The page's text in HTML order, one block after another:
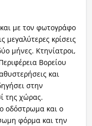
με τον φωτογράφο
μεγαλύτερες κρίσεις
μήνες. Κτηνίατροι,
Βορείου
και
στην
της χώρας.
οδόστρωμα και ο
φόρμα και την